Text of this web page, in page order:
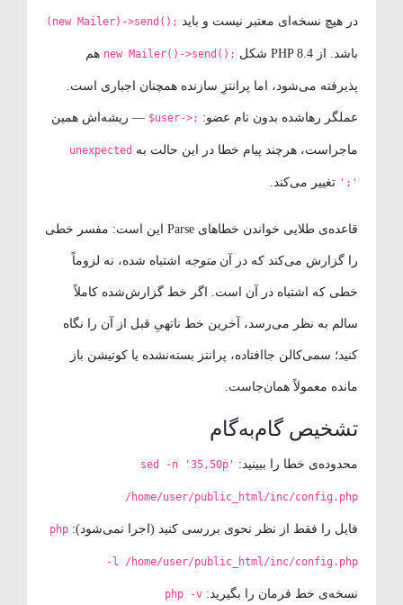
در هیچ نسخه‌ای معتبر نیست و باید(new Mailer)->send();
باشد. از PHP 8.4 شکل new Mailer()->send();هم
پذیرفته می‌شود، اما پرانتزِ سازنده همچنان اجباری است.
عملگر رهاشده بدون نام عضو:$user->;— ریشه‌اش همین
ماجراست، هرچند پیام خطا در این حالت به unexpected
تغییر می‌کند.
قاعده‌ی طلایی خواندن خطاهای Parse این است: مفسر خطی
را گزارش می‌کند که در آن متوجهاشتباه شده، نه لزوماً
خطی که اشتباه در آن است. اگر خط گزارش‌شده کاملاً
سالم به نظر می‌رسد، آخرین خط ناتهیِ قبل از آن را نگاه
کنید؛ سمی‌کالن جاافتاده، پرانتز بسته‌نشده یا کوتیشن باز
مانده معمولاً همان‌جاست.
تشخیص گام‌به‌گام
محدوده‌ی خطا را ببینید:sed -n '35,50p'
/home/user/public_html/inc/config.php
فایل را فقط از نظر نحوی بررسی کنید (اجرا نمی‌شود):php
-l /home/user/public_html/inc/config.php
نسخه‌ی خط فرمان را بگیرید: php -v